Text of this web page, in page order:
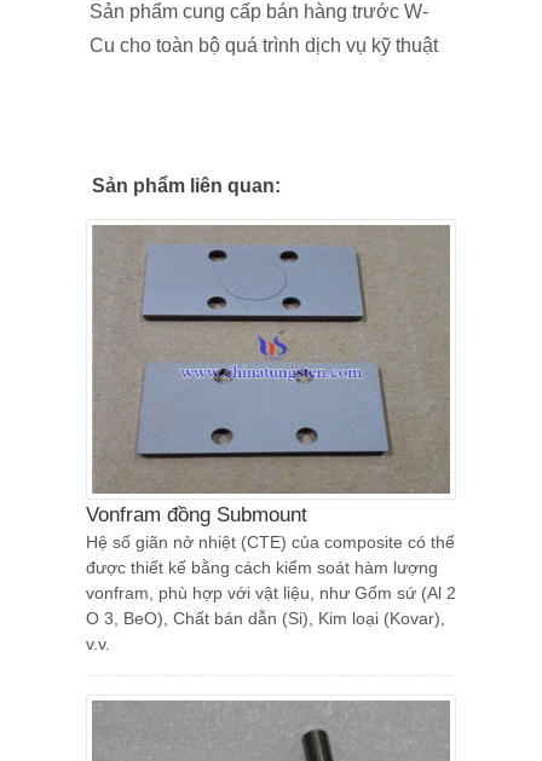
Sản phẩm cung cấp bán hàng trước W-
Cu cho toàn bộ quá trình dịch vụ kỹ thuật
Sản phẩm liên quan:
Vonfram đồng Submount
Hệ số giãn nở nhiệt (CTE) của composite có thể
được thiết kế bằng cách kiểm soát hàm lượng
vonfram, phù hợp với vật liệu, như Gốm sứ (Al 2
O 3, BeO), Chất bán dẫn (Si), Kim loại (Kovar),
v.v.